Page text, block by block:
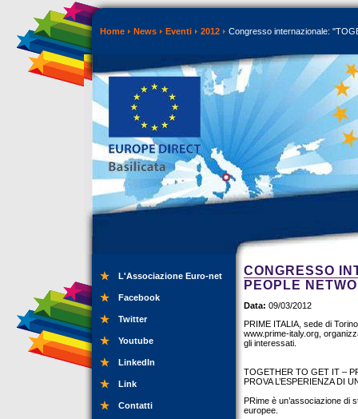
Home News Eventi 2012 Congresso internazionale:
L'Associazione Euro-net
Facebook
Twitter
Youtube
LinkedIn
Link
Contatti
CONGRESSO
PEOPLE
Data: 09/03/2012
PRIME ITALIA, sede di
www.prime-italy.org,
gli interessati.
TOGETHER TO GET IT –
PROVA L’ESPERIENZA DI
PRime è un’associazione di
europee.